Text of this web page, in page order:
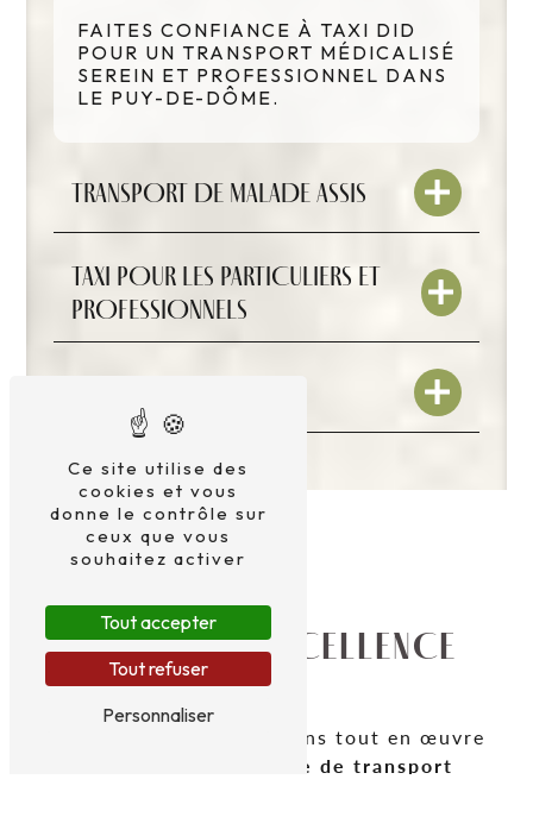
FAITES CONFIANCE À TAXI DID
POUR UN TRANSPORT MÉDICALISÉ
SEREIN ET PROFESSIONNEL DANS
LE PUY-DE-DÔME.
TRANSPORT DE MALADE ASSIS
TAXI POUR LES PARTICULIERS ET
PROFESSIONNELS
DÉCOUVREZ L’EXCELLENCE
DU TRANSPORT
, nous mettons tout en œuvre
une expérience de transport
Ce site utilise des
cookies et vous
donne le contrôle sur
ceux que vous
souhaitez activer
Tout accepter
Tout refuser
Personnaliser